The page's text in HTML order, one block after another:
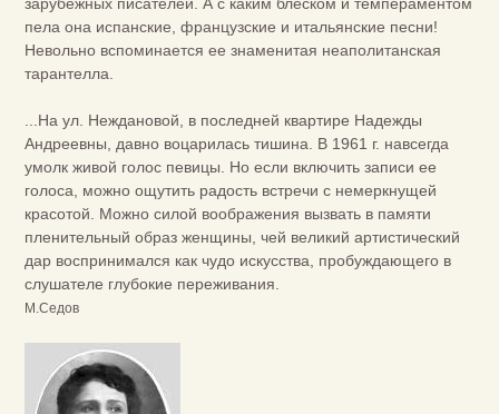
пела она испанские, французские и итальянские песни!
Невольно вспоминается ее знаменитая неаполитанская
тарантелла.
...На ул. Неждановой, в последней квартире Надежды
Андреевны, давно воцарилась тишина. В 1961 г. навсегда
умолк живой голос певицы. Но если включить записи ее
голоса, можно ощутить радость встречи с немеркнущей
красотой. Можно силой воображения вызвать в памяти
пленительный образ женщины, чей великий артистический
дар воспринимался как чудо искусства, пробуждающего в
слушателе глубокие переживания.
М.Седов